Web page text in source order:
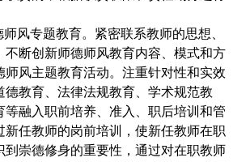
师风专题教育。紧密联系教师的思想、
不断创新师德师风教育内容、模式和方
师风主题教育活动。注重针对性和实效
德教育、法律法规教育、学术规范教
等融入职前培养、准入、职后培训和管
新任教师的岗前培训，使新任教师在职
到崇德修身的重要性，通过对在职教师